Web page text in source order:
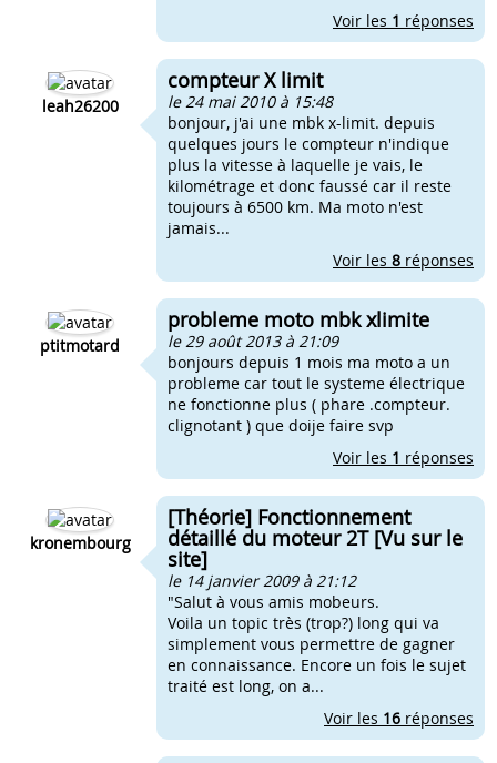
Voir les 1 réponses
leah26200
compteur X limit
le 24 mai 2010 à 15:48
bonjour, j'ai une mbk x-limit. depuis
quelques jours le compteur n'indique
plus la vitesse à laquelle je vais, le
kilométrage et donc faussé car il reste
toujours à 6500 km. Ma moto n'est
jamais...
Voir les 8 réponses
ptitmotard
probleme moto mbk xlimite
le 29 août 2013 à 21:09
bonjours depuis 1 mois ma moto a un
probleme car tout le systeme électrique
ne fonctionne plus ( phare .compteur.
clignotant ) que doije faire svp
Voir les 1 réponses
kronembourg
[Théorie] Fonctionnement
détaillé du moteur 2T [Vu sur le
site]
le 14 janvier 2009 à 21:12
"Salut à vous amis mobeurs.
Voila un topic très (trop?) long qui va
simplement vous permettre de gagner
en connaissance. Encore un fois le sujet
traité est long, on a...
Voir les 16 réponses